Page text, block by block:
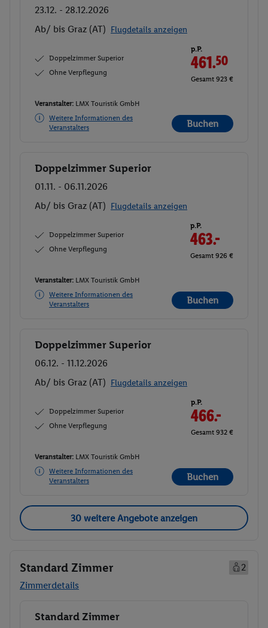
23.12. - 28.12.2026
Ab/ bis Graz (AT) Flugdetails anzeigen
Doppelzimmer Superior
Ohne Verpflegung
p.P.
461.50
Gesamt 923 €
Veranstalter: LMX Touristik GmbH
Weitere Informationen des
Veranstalters
Buchen
Buchen
Doppelzimmer Superior
01.11. - 06.11.2026
Ab/ bis Graz (AT) Flugdetails anzeigen
Doppelzimmer Superior
Ohne Verpflegung
p.P.
463.-
Gesamt 926 €
Veranstalter: LMX Touristik GmbH
Weitere Informationen des
Veranstalters
Buchen
Buchen
Doppelzimmer Superior
06.12. - 11.12.2026
Ab/ bis Graz (AT) Flugdetails anzeigen
Doppelzimmer Superior
Ohne Verpflegung
p.P.
466.-
Gesamt 932 €
Veranstalter: LMX Touristik GmbH
Weitere Informationen des
Veranstalters
Buchen
30 weitere Angebote anzeigen
Standard Zimmer
2
Zimmerdetails
Buchen
Standard Zimmer